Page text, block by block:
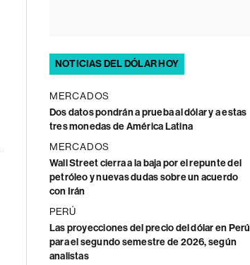
NOTICIAS DEL DÓLAR HOY
MERCADOS
Dos datos pondrán a prueba al dólar y a estas
tres monedas de América Latina
MERCADOS
Wall Street cierra a la baja por el repunte del
petróleo y nuevas dudas sobre un acuerdo
con Irán
PERÚ
Las proyecciones del precio del dólar en Perú
para el segundo semestre de 2026, según
analistas